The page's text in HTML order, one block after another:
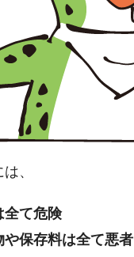
、
全て危険
や保存料は全て悪者